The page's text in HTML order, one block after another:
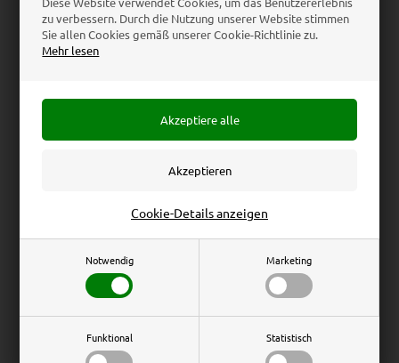
zu verbessern. Durch die Nutzung unserer Website stimmen
Sie allen Cookies gemäß unserer Cookie-Richtlinie zu.
Mehr lesen
Notwendig Marketing
Funktional Statistisch
Cookie-Details anzeigen
✔ Bekomen Sie Ihr Paket in Ihrer Nähe geliefert
✔ Nahtlose Paketverfolgung
✔ Lieferung frei Haus bei Bestellung über 50 €
Bestellübersicht
Stückpreis
Warenkaus Gesamtpreis
Gesamtpreis inkl MwSt 5,00 EUR
MwSt betrag
Gesamtpreis ekskl. MwSt
5,00